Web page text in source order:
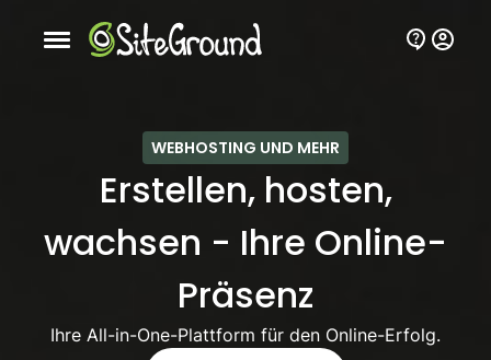
Schaltfläche Mobile Navigation
WEBHOSTING UND MEHR
Erstellen, hosten,
wachsen - Ihre Online-
Präsenz
Ihre All-in-One-Plattform für den Online-Erfolg.